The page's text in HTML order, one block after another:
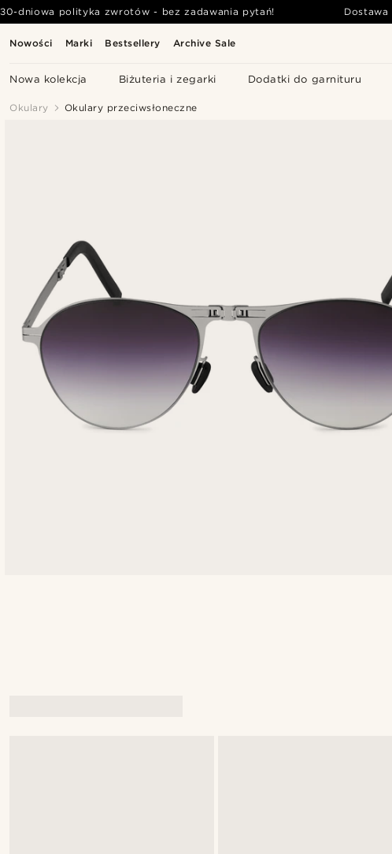
Nowości Marki Bestsellery Archive Sale
Nowa kolekcja Biżuteria i zegarki Dodatki do garnituru
30-dniowa polityka zwrotów - bez zadawania pytań! Dostawa
Okulary Okulary przeciwsłoneczne